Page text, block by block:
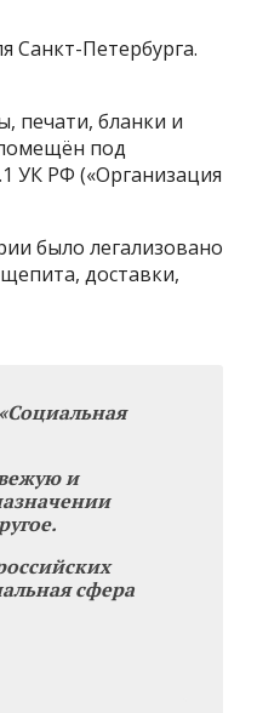
Петербурга.
печати, бланки и
под
УК РФ («Организация
было легализовано
доставки,
и
сфера